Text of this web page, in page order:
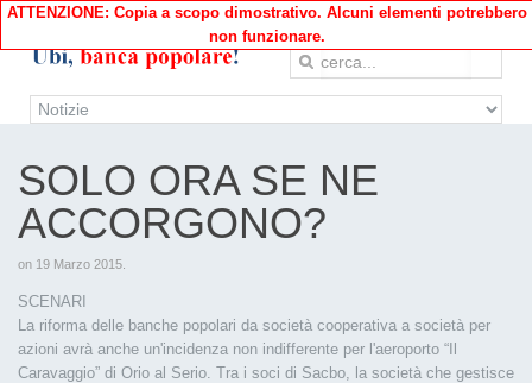
SOLO ORA SE NE
ACCORGONO?
on 19 Marzo 2015
SCENARI
La riforma delle banche popolari da società cooperativa a società per
azioni avrà anche un'incidenza non indifferente per l'aeroporto “Il
Caravaggio” di Orio al Serio. Tra i soci di Sacbo, la società che gestisce
ATTENZIONE: Copia a scopo dimostrativo. Alcuni elementi potrebbero
non funzionare.